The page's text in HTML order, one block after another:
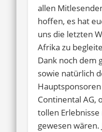
allen
hoffen, es hat
uns die letzten
Afrika zu
Dank noch dem
sowie natürlich
Continental AG,
tollen
gewesen